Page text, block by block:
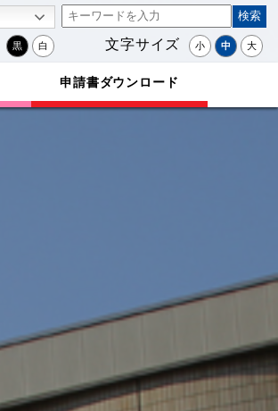
黒 白 文字サイズ 小 中 大
申請書ダウンロード